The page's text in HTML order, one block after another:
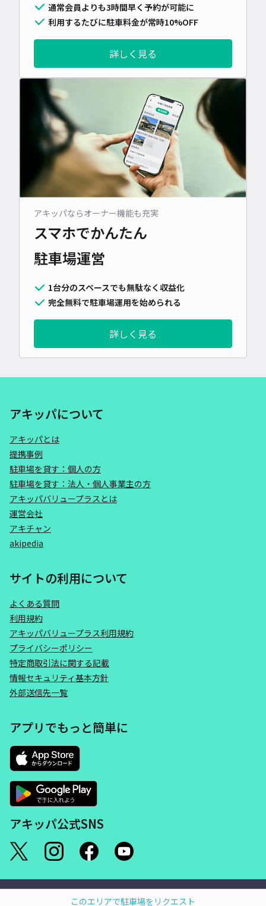
このエリアで駐車場をリクエスト
通常会員よりも3時間早く予約が可能に
利用するたびに駐車料金が常時10%OFF
詳しく見る
アキッパならオーナー機能も充実
スマホでかんたん
駐車場運営
1台分のスペースでも無駄なく収益化
完全無料で駐車場運用を始められる
詳しく見る
アキッパについて
アキッパとは
提携事例
駐車場を貸す：個人の方
駐車場を貸す：法人・個人事業主の方
アキッパバリュープラスとは
運営会社
アキチャン
akipedia
サイトの利用について
よくある質問
利用規約
アキッパバリュープラス利用規約
プライバシーポリシー
特定商取引法に関する記載
情報セキュリティ基本方針
外部送信先一覧
アプリでもっと簡単に
アキッパ公式SNS
©akippa Inc. All Rights Reserved.